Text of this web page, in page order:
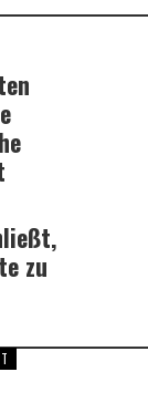
zu